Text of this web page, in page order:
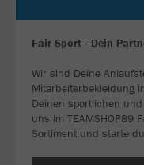
Fair Sport - Dein
Wir sind Deine
Mitarbeiterbekleidung
Deinen sportlichen
uns im TEAMSHOP89
Sortiment und starte